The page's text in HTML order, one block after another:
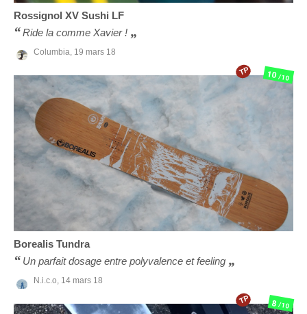
Rossignol XV Sushi LF
Ride la comme Xavier !
Columbia, 19 mars 18
Borealis Tundra
Un parfait dosage entre polyvalence et feeling
N.i.c.o, 14 mars 18
10/10
TP
8/10
TP